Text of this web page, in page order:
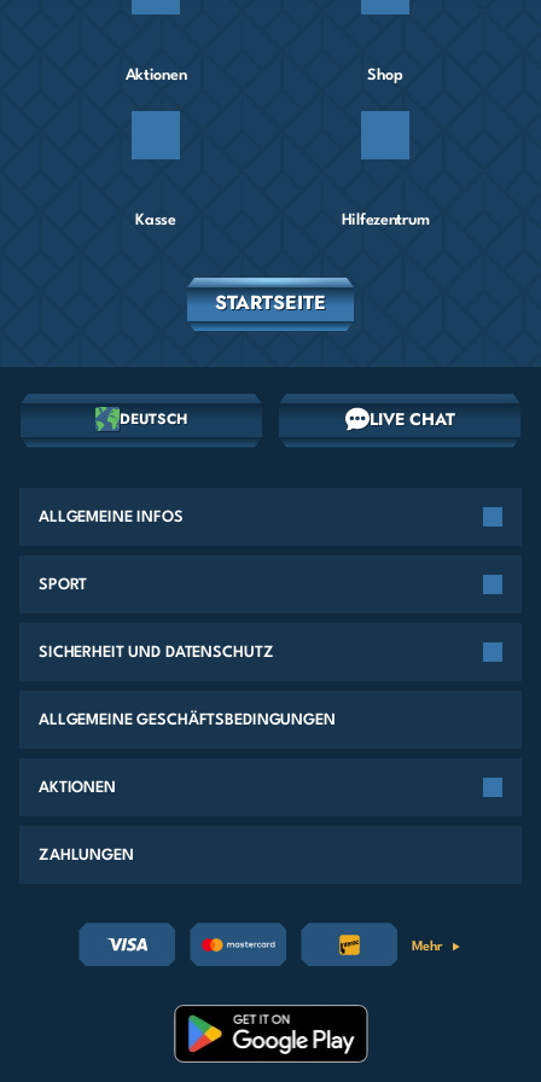
Aktionen Shop
Kasse Hilfezentrum
STARTSEITE
DEUTSCH LIVE CHAT
ALLGEMEINE INFOS
SPORT
SICHERHEIT UND DATENSCHUTZ
ALLGEMEINE GESCHÄFTSBEDINGUNGEN
AKTIONEN
ZAHLUNGEN
Mehr